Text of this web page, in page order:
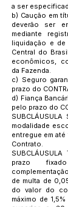
a ser
b) Caução em
deverão ser
mediante
liquidação e
Central do
econômicos,
da Fazenda.
c) Seguro
prazo do
d) Fiança
pelo prazo do
modalidade
entregue em
Contrato.
prazo
de multa de
do valor do
máximo de